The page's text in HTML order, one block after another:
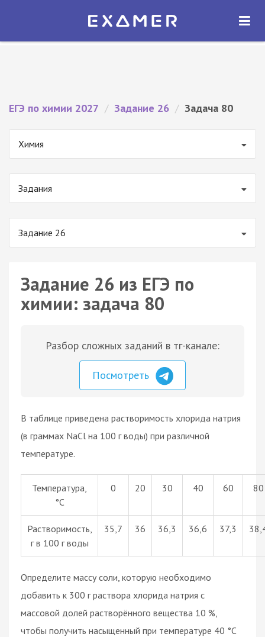
Экзамер — ЕГЭ 2027
ОТКРЫТЬ
ЕГЭ по химии 2027 / Задание 26 / Задача 80
Химия
Задания
Задание 26
Задание 26 из ЕГЭ по
химии: задача 80
Разбор сложных заданий в тг-канале:
Посмотреть
В таблице приведена растворимость хлорида натрия
(в граммах NaCl на 100 г воды) при различной
температуре.
Температура,
°С
0 20 30 40 60 80
Растворимость,
г в 100 г воды
35,7 36 36,3 36,6 37,3
Определите массу соли, которую необходимо
добавить к 300 г раствора хлорида натрия с
массовой долей растворённого вещества 10 %,
чтобы получить насыщенный при температуре 40 °C